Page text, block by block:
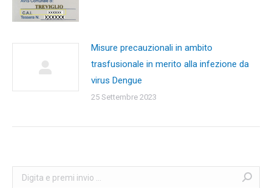
Misure precauzionali in ambito
trasfusionale in merito alla infezione da
virus Dengue
25 Settembre 2023
Search: